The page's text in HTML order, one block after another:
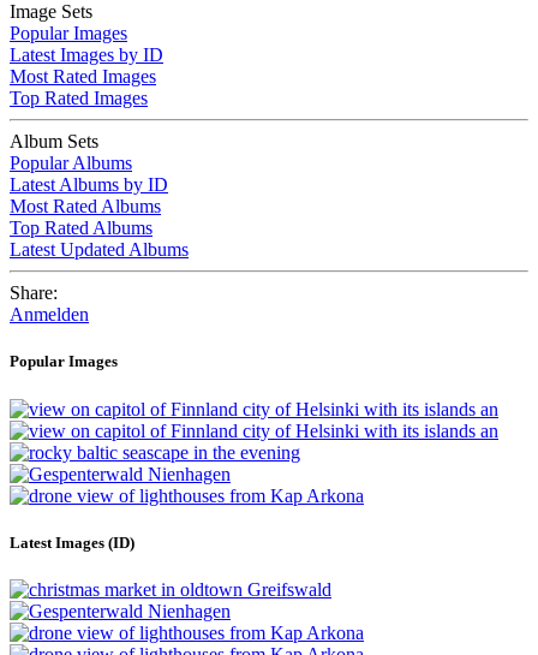
Image Sets
Popular Images
Latest Images by ID
Most Rated Images
Top Rated Images
Album Sets
Popular Albums
Latest Albums by ID
Most Rated Albums
Top Rated Albums
Latest Updated Albums
Share:
Anmelden
Popular Images
Latest Images (ID)